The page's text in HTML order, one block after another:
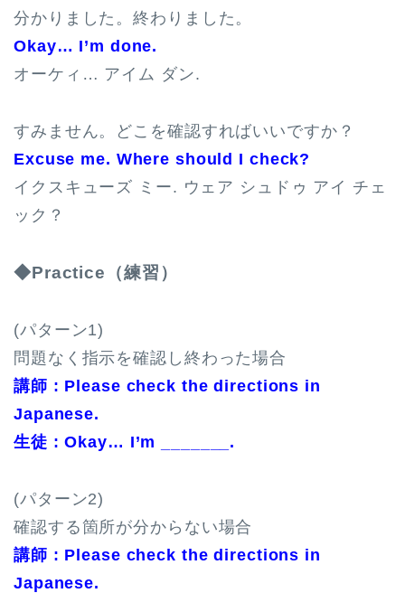
分かりました。終わりました。
Okay… I’m done.
オーケィ… アイム ダン.
すみません。どこを確認すればいいですか？
Excuse me. Where should I check?
イクスキューズ ミー. ウェア シュドゥ アイ チェ
ック？
◆Practice（練習）
(パターン1)
問題なく指示を確認し終わった場合
講師 : Please check the directions in
Japanese.
生徒 : Okay… I’m _______.
(パターン2)
確認する箇所が分からない場合
講師 : Please check the directions in
Japanese.